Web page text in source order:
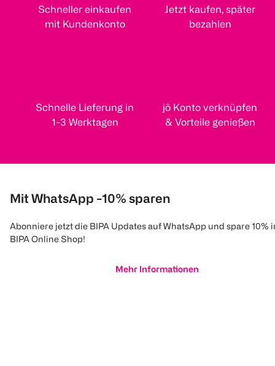
Schneller einkaufen
mit Kundenkonto
Jetzt kaufen, später
bezahlen
Schnelle Lieferung in
1-3 Werktagen
jö Konto verknüpfen
& Vorteile genießen
Mit WhatsApp -10% sparen
Abonniere jetzt die BIPA Updates auf WhatsApp und spare 10%
BIPA Online Shop!
Mehr Informationen